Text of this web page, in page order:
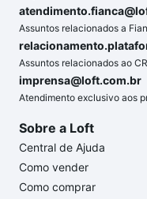
Assuntos relacionados a
Assuntos relacionados ao
imprensa@loft.com.br
Atendimento exclusivo aos
Sobre a Loft
Central de Ajuda
Como vender
Como comprar